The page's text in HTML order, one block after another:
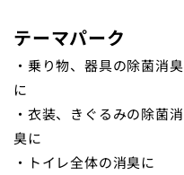
テーマパーク
・乗り物、器具の除菌消臭
に
・衣装、きぐるみの除菌消
臭に
・トイレ全体の消臭に